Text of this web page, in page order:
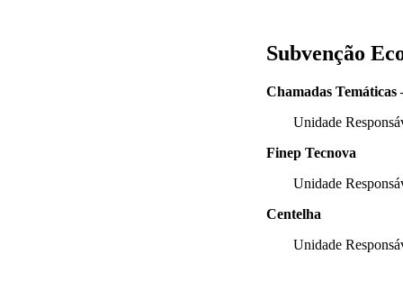
Subvenção
Chamadas Temáticas
Unidade
Finep Tecnova
Unidade
Centelha
Unidade